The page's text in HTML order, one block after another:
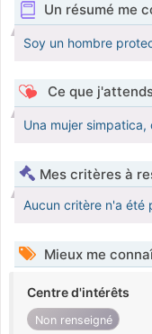
Un résumé me
Soy un hombre
Ce que
Una mujer
Mes critères à
Aucun critère n'a été
Mieux me
Centre d'intérêts
Non renseigné